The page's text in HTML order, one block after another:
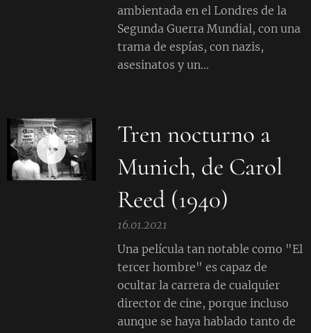
ambientada en el Londres de la
Segunda Guerra Mundial, con una
trama de espías, con nazis,
asesinatos y un...
Tren nocturno a
Munich, de Carol
Reed (1940)
16.01.2021
Una película tan notable como "El
tercer hombre" es capaz de
ocultar la carrera de cualquier
director de cine, porque incluso
aunque se haya hablado tanto de